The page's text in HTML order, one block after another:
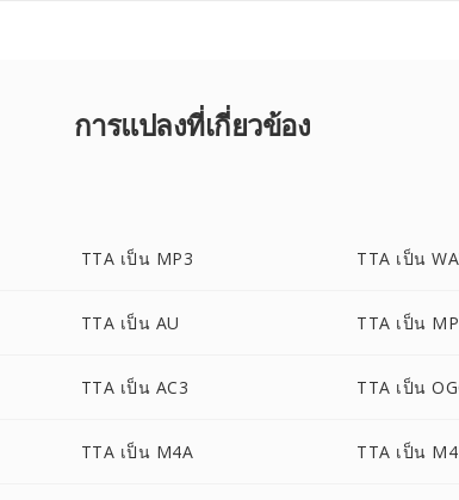
การแปลงที่เกี่ยวข้อง
TTA เป็น MP3 TTA เป็น
TTA เป็น AU TTA เป็น
TTA เป็น AC3 TTA เป็น
TTA เป็น M4A TTA เป็น